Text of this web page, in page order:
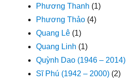
Phương Thanh (1)
Phương Thảo (4)
Quang Lê (1)
Quang Linh (1)
Quỳnh Dao (1946 – 2014)
Sĩ Phú (1942 – 2000) (2)